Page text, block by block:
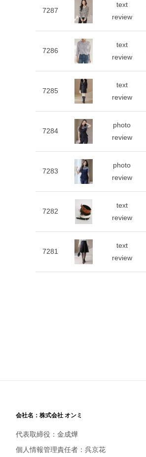
7287
text
review
7286
text
review
7285
text
review
7284
photo
review
7283
photo
review
7282
text
review
7281
text
review
会社名：株式会社 オンミ
代表取締役：金成燁
個人情報管理責任者：呉京花